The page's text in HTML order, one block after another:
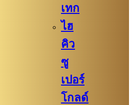
เทก
ไฮ
คิว​​
ซู
เปอร์
โกลด์